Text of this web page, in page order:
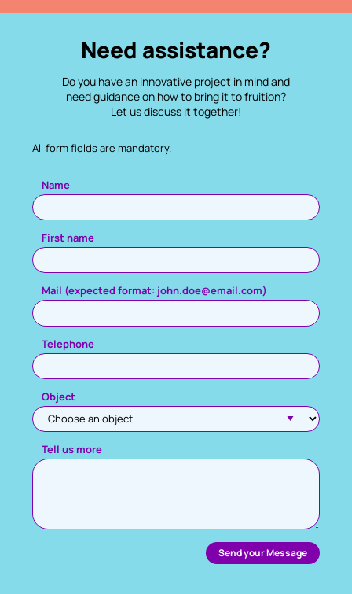
Need assistance?
Do you have an innovative project in mind and
need guidance on how to bring it to fruition?
Let us discuss it together!
All form fields are mandatory.
Name
First name
Mail (expected format: john.doe@email.com)
Telephone
Object
Tell us more